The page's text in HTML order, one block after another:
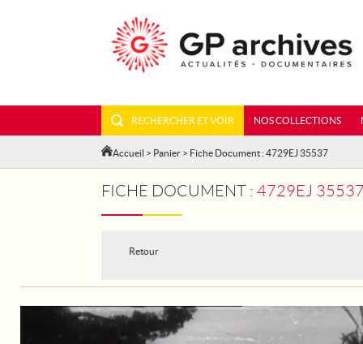
RECHERCHER ET VOIR NOS COLLECTIONS
Accueil > Panier > Fiche Document : 4729EJ 35537
FICHE DOCUMENT : 4729EJ 35537
Retour